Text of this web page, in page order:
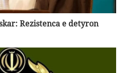
Rezistenca e detyron